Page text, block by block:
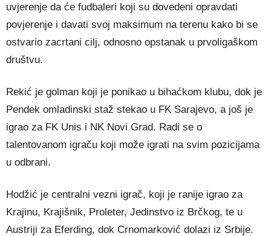
uvjerenje da će fudbaleri koji su dovedeni opravdati
povjerenje i davati svoj maksimum na terenu kako bi se
ostvario zacrtani cilj, odnosno opstanak u prvoligaškom
društvu.
Rekić je golman koji je ponikao u bihaćkom klubu, dok je
Pendek omladinski staž stekao u FK Sarajevo, a još je
igrao za FK Unis i NK Novi Grad. Radi se o
talentovanom igraču koji može igrati na svim pozicijama
u odbrani.
Hodžić je centralni vezni igrač, koji je ranije igrao za
Krajinu, Krajišnik, Proleter, Jedinstvo iz Brčkog, te u
Austriji za Eferding, dok Crnomarković dolazi iz Srbije.